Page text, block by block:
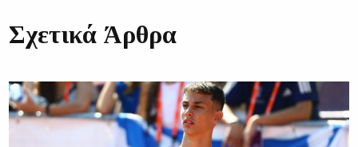
Σχετικά Άρθρα